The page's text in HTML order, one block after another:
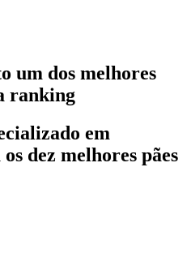
um dos melhores
ranking
em
dez melhores pães